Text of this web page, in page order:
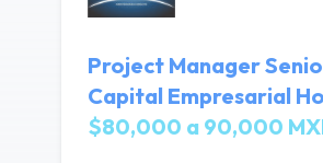
Project Manager
Capital Empresarial
$80,000 a 90,000